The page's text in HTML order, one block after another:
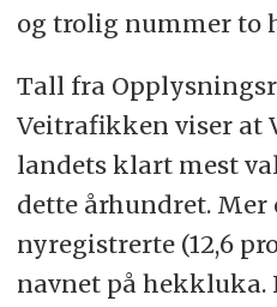
og trolig nummer to
Tall fra
Veitrafikken viser at
landets klart mest
dette århundret. Mer
nyregistrerte (12,6
navnet på hekkluka.